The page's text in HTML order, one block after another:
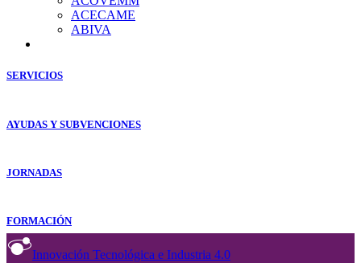
ACECAME
ABIVA
SERVICIOS
AYUDAS Y SUBVENCIONES
JORNADAS
FORMACIÓN
Innovación Tecnológica e Industria 4.0